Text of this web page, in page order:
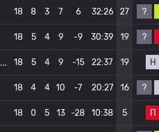
18 8 3 7 6 32:26 27 ?
18 5 4 9 -9 30:39 19 ?
18 5 4 9 -15 22:37 19 Н
18 4 4 10 -7 20:27 16 ?
18 0 5 13 -28 10:38 5 П